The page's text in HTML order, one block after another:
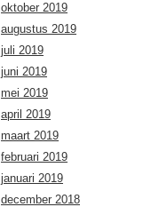
oktober 2019
augustus 2019
juli 2019
juni 2019
mei 2019
april 2019
maart 2019
februari 2019
januari 2019
december 2018